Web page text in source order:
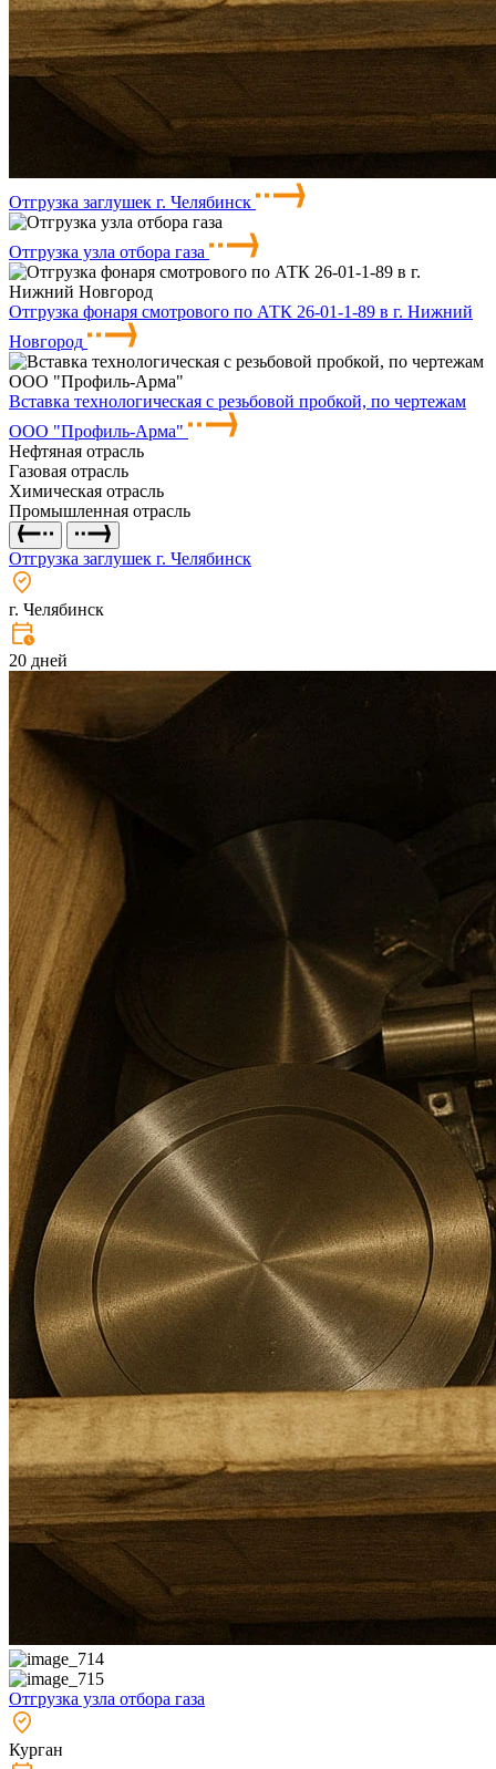
Отгрузка заглушек г. Челябинск
Отгрузка узла отбора газа
Отгрузка фонаря смотрового по АТК 26-01-1-89 в г. Нижний
Новгород
Вставка технологическая с резьбовой пробкой, по чертежам
ООО "Профиль-Арма"
Нефтяная отрасль
Газовая отрасль
Химическая отрасль
Промышленная отрасль
Отгрузка заглушек г. Челябинск
г. Челябинск
20 дней
Отгрузка узла отбора газа
Курган